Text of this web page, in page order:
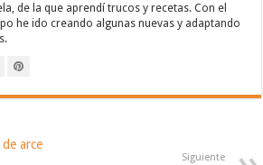
de la que aprendí trucos y recetas. Con el
he ido creando algunas nuevas y adaptando
arce
Siguiente